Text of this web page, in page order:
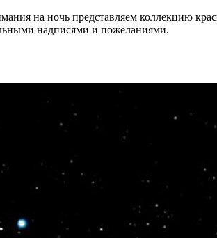
на ночь представляем коллекцию
надписями и пожеланиями.